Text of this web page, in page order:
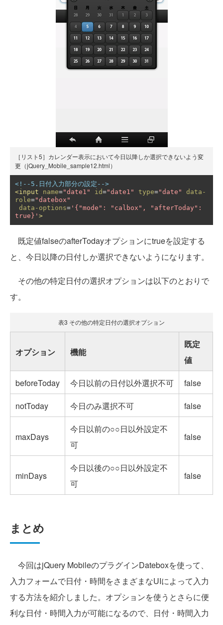
［リスト5］カレンダー表示において今日以降しか選択できないよう変
更（jQuery_Mobile_sample12.html）
<!--5.日付入力部分の設定-->
<input
name="date1" id="date1" type="date"
data-
role="datebox"
data-options= '{"mode": "calbox", "afterToday":
true}' >
既定値falseのafterTodayオプションにtrueを設定する
と、今日以降の日付しか選択できないようになります。
その他の特定日付の選択オプションは以下のとおりで
す。
表3 その他の特定日付の選択オプション
オプション 機能
既定
値
beforeToday
今日以前の日付以外選択不可
false
notToday
今日のみ選択不可 false
maxDays
今日以前の○○日以外設定不
可
false
minDays
今日以後の○○日以外設定不
可
false
まとめ
今回はjQuery MobileのプラグインDateboxを使って、
入力フォームで日付・時間をさまざまなUIによって入力
する方法を紹介しました。オプションを使うとさらに便
利な日付・時間入力が可能になるので、日付・時間入力